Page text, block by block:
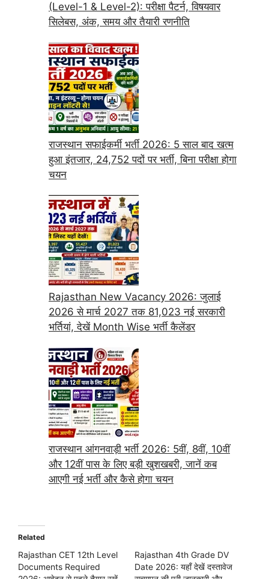
(Level-1 & Level-2): परीक्षा पैटर्न, विषयवार
सिलेबस, अंक, समय और तैयारी रणनीति
राजस्थान सफाईकर्मी भर्ती 2026: 5 साल बाद खत्म
हुआ इंतजार, 24,752 पदों पर भर्ती, बिना परीक्षा होगा
चयन
Rajasthan New Vacancy 2026: जुलाई
2026 से मार्च 2027 तक 81,023 नई सरकारी
भर्तियां, देखें Month Wise भर्ती कैलेंडर
राजस्थान आंगनवाड़ी भर्ती 2026: 5वीं, 8वीं, 10वीं
और 12वीं पास के लिए बड़ी खुशखबरी, जानें कब
आएगी नई भर्ती और कैसे होगा चयन
Related
Rajasthan CET 12th Level
Documents Required
Rajasthan 4th Grade DV
Date 2026: यहाँ देखें दस्तावेज